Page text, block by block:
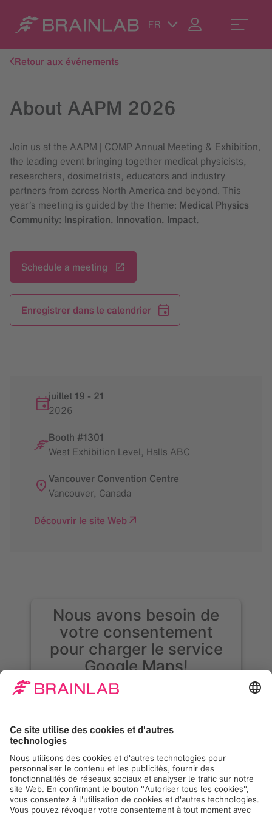
FR
Retour aux événements
About AAPM 2026
Join us at the AAPM | COMP Annual Meeting & Exhibition,
the leading event bringing together medical physicists,
researchers, dosimetrists, educators and industry
partners from across North America and beyond. This
year’s meeting is guided by the theme: Medical Physics
Community: Inspiration. Innovation. Impact.
Schedule a meeting
Enregistrer dans le calendrier
juillet 19 - 21
2026
Booth #1301
West Exhibition Level, Halls ABC
Vancouver Convention Centre
Vancouver, Canada
Découvrir le site Web
Nous avons besoin de
votre consentement
pour charger le service
Google Maps!
Nous utilisons Google Maps, pour intégrer du
détails et accepter le service pour voir ce
Plus d'information
Accepter